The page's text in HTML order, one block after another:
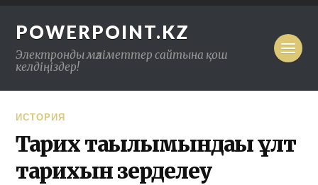
POWERPOINT.KZ
Электронды мәліметтер сайтына қош
келдіңіздер!
ИСТОРИЯ
Тарих тағылымындағы ұлт
тарихын зерделеу